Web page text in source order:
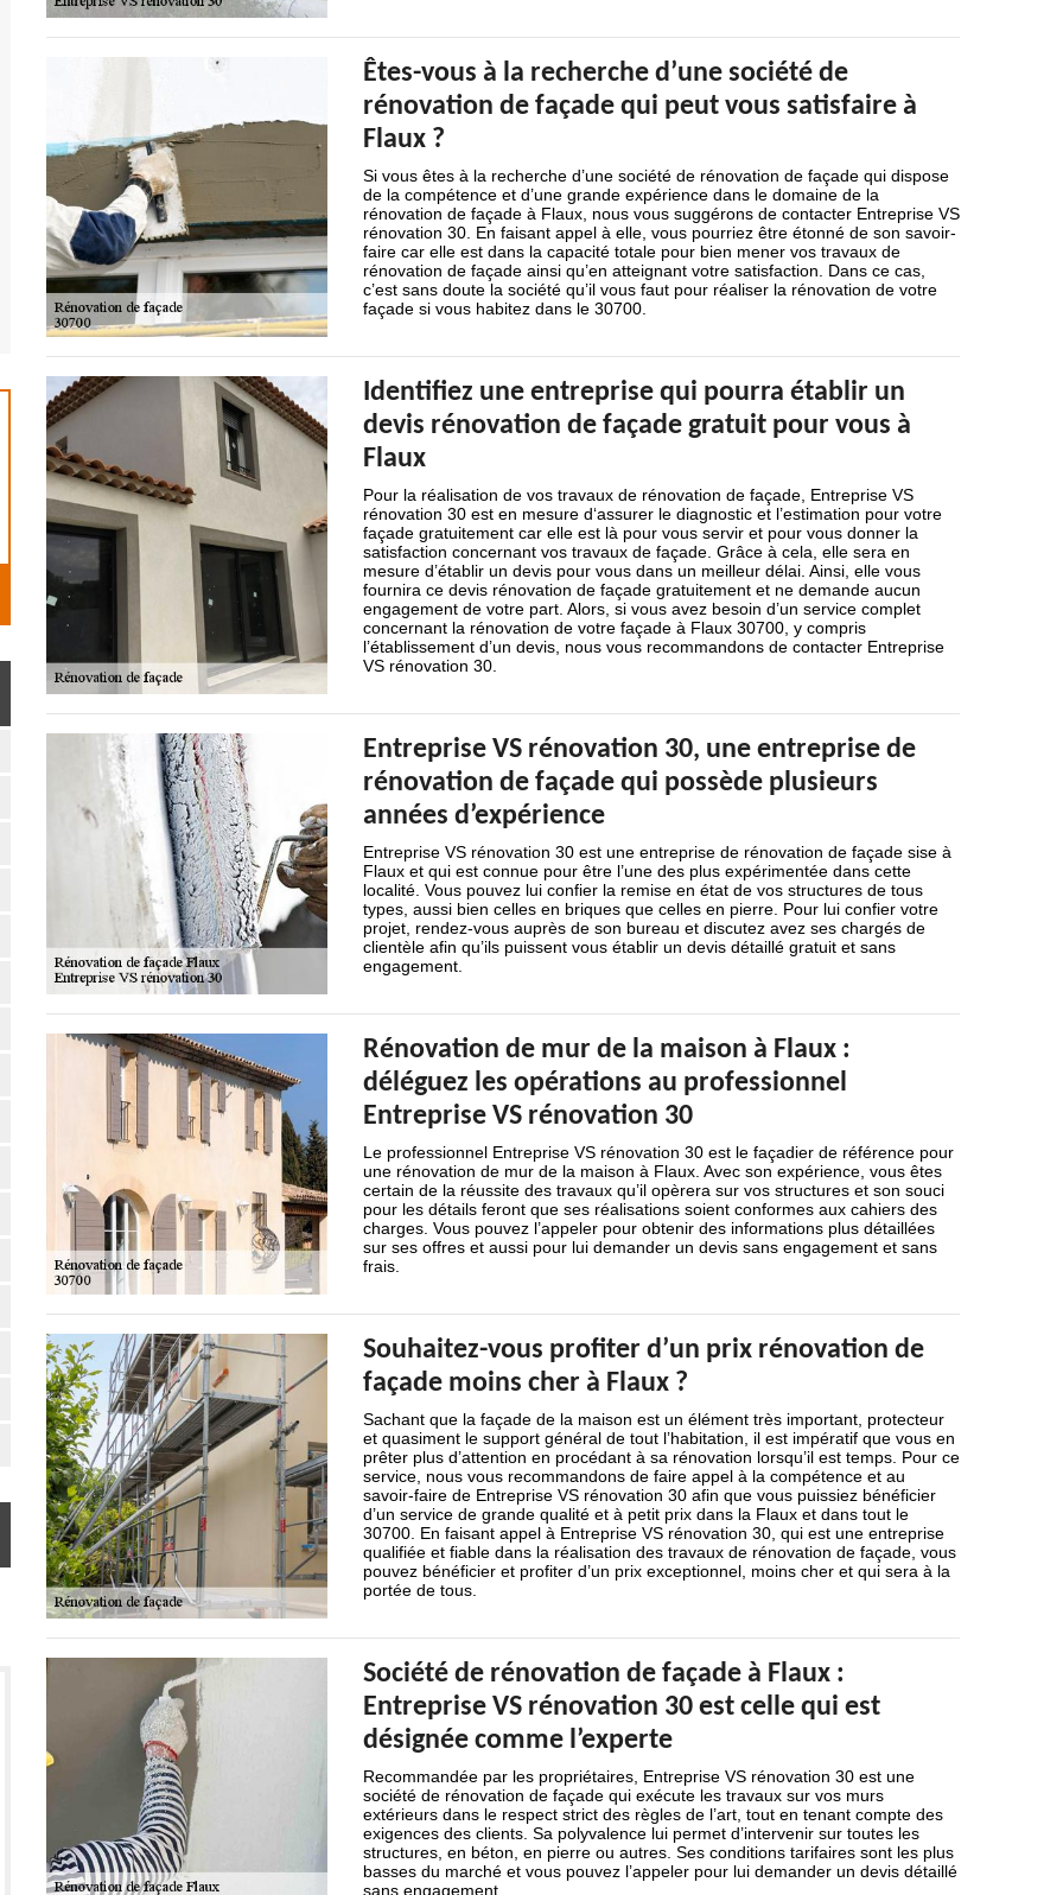
Êtes-vous à la recherche d’une société de
rénovation de façade qui peut vous satisfaire à
Flaux ?
Si vous êtes à la recherche d’une société de rénovation de façade qui dispose
de la compétence et d’une grande expérience dans le domaine de la
rénovation de façade à Flaux, nous vous suggérons de contacter Entreprise VS
rénovation 30. En faisant appel à elle, vous pourriez être étonné de son savoir-
faire car elle est dans la capacité totale pour bien mener vos travaux de
rénovation de façade ainsi qu’en atteignant votre satisfaction. Dans ce cas,
c’est sans doute la société qu’il vous faut pour réaliser la rénovation de votre
façade si vous habitez dans le 30700.
Identifiez une entreprise qui pourra établir un
devis rénovation de façade gratuit pour vous à
Flaux
Pour la réalisation de vos travaux de rénovation de façade, Entreprise VS
rénovation 30 est en mesure d‘assurer le diagnostic et l’estimation pour votre
façade gratuitement car elle est là pour vous servir et pour vous donner la
satisfaction concernant vos travaux de façade. Grâce à cela, elle sera en
mesure d’établir un devis pour vous dans un meilleur délai. Ainsi, elle vous
fournira ce devis rénovation de façade gratuitement et ne demande aucun
engagement de votre part. Alors, si vous avez besoin d’un service complet
concernant la rénovation de votre façade à Flaux 30700, y compris
l’établissement d’un devis, nous vous recommandons de contacter Entreprise
VS rénovation 30.
Entreprise VS rénovation 30, une entreprise de
rénovation de façade qui possède plusieurs
années d’expérience
Entreprise VS rénovation 30 est une entreprise de rénovation de façade sise à
Flaux et qui est connue pour être l’une des plus expérimentée dans cette
localité. Vous pouvez lui confier la remise en état de vos structures de tous
types, aussi bien celles en briques que celles en pierre. Pour lui confier votre
projet, rendez-vous auprès de son bureau et discutez avez ses chargés de
clientèle afin qu’ils puissent vous établir un devis détaillé gratuit et sans
engagement.
Rénovation de mur de la maison à Flaux :
déléguez les opérations au professionnel
Entreprise VS rénovation 30
Le professionnel Entreprise VS rénovation 30 est le façadier de référence pour
une rénovation de mur de la maison à Flaux. Avec son expérience, vous êtes
certain de la réussite des travaux qu’il opèrera sur vos structures et son souci
pour les détails feront que ses réalisations soient conformes aux cahiers des
charges. Vous pouvez l’appeler pour obtenir des informations plus détaillées
sur ses offres et aussi pour lui demander un devis sans engagement et sans
frais.
Souhaitez-vous profiter d’un prix rénovation de
façade moins cher à Flaux ?
Sachant que la façade de la maison est un élément très important, protecteur
et quasiment le support général de tout l’habitation, il est impératif que vous en
prêter plus d’attention en procédant à sa rénovation lorsqu’il est temps. Pour ce
service, nous vous recommandons de faire appel à la compétence et au
savoir-faire de Entreprise VS rénovation 30 afin que vous puissiez bénéficier
d’un service de grande qualité et à petit prix dans la Flaux et dans tout le
30700. En faisant appel à Entreprise VS rénovation 30, qui est une entreprise
qualifiée et fiable dans la réalisation des travaux de rénovation de façade, vous
pouvez bénéficier et profiter d’un prix exceptionnel, moins cher et qui sera à la
portée de tous.
Société de rénovation de façade à Flaux :
Entreprise VS rénovation 30 est celle qui est
désignée comme l’experte
Recommandée par les propriétaires, Entreprise VS rénovation 30 est une
société de rénovation de façade qui exécute les travaux sur vos murs
extérieurs dans le respect strict des règles de l’art, tout en tenant compte des
exigences des clients. Sa polyvalence lui permet d’intervenir sur toutes les
structures, en béton, en pierre ou autres. Ses conditions tarifaires sont les plus
basses du marché et vous pouvez l’appeler pour lui demander un devis détaillé
sans engagement.